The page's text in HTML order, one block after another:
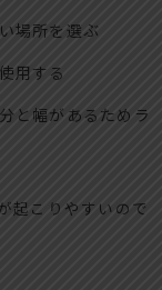
場所を選ぶ
用する
と幅があるためラ
起こりやすいので